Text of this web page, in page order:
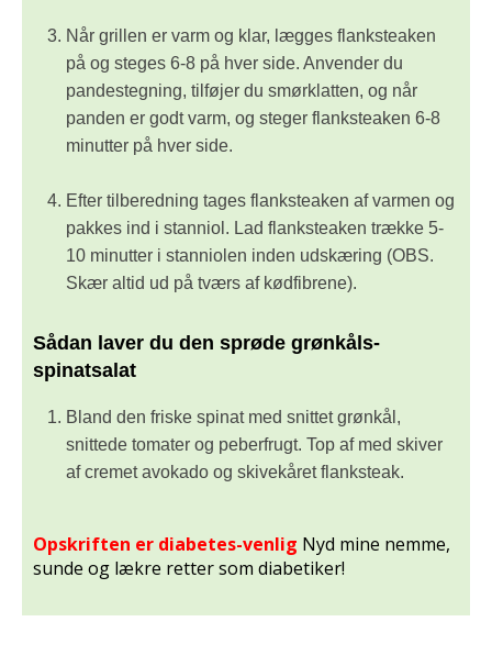
Når grillen er varm og klar, lægges flanksteaken
på og steges 6-8 på hver side. Anvender du
pandestegning, tilføjer du smørklatten, og når
panden er godt varm, og steger flanksteaken 6-8
minutter på hver side.
Efter tilberedning tages flanksteaken af varmen og
pakkes ind i stanniol. Lad flanksteaken trække 5-
10 minutter i stanniolen inden udskæring (OBS.
Skær altid ud på tværs af kødfibrene).
Sådan laver du den sprøde grønkåls-
spinatsalat
Bland den friske spinat med snittet grønkål,
snittede tomater og peberfrugt. Top af med skiver
af cremet avokado og skivekåret flanksteak.
Opskriften er diabetes-venlig Nyd mine nemme,
sunde og lækre retter som diabetiker!